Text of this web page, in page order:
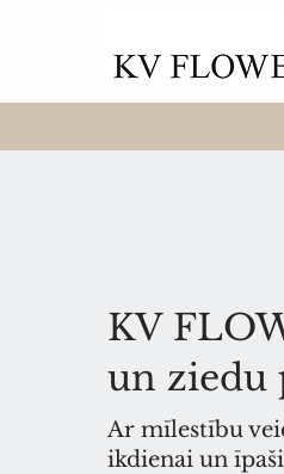
KV
un ziedu
Ar mīlestību
ikdienai un